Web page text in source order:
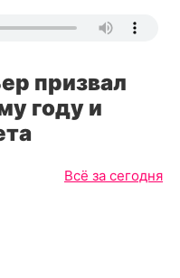
призвал
году и
Всё за сегодня